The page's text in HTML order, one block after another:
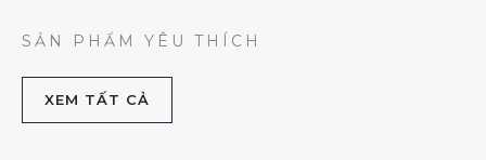
SẢN PHẨM YÊU THÍCH
XEM TẤT CẢ